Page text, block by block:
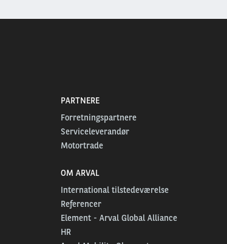
PARTNERE
Forretningspartnere
Serviceleverandør
Motortrade
OM ARVAL
International tilstedeværelse
Referencer
Element - Arval Global Alliance
HR